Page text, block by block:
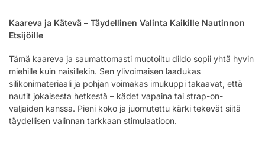
Kaareva ja Kätevä – Täydellinen Valinta Kaikille Nautinnon
Etsijöille
Tämä kaareva ja saumattomasti muotoiltu dildo sopii yhtä hyvin
miehille kuin naisillekin. Sen ylivoimaisen laadukas
silikonimateriaali ja pohjan voimakas imukuppi takaavat, että
nautit jokaisesta hetkestä – kädet vapaina tai strap-on-
valjaiden kanssa. Pieni koko ja juomutettu kärki tekevät siitä
täydellisen valinnan tarkkaan stimulaatioon.